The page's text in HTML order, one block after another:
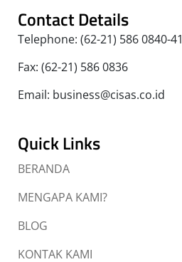
Contact Details
Telephone: (62-21) 586 0840-41
Fax: (62-21) 586 0836
Email: business@cisas.co.id
Quick Links
BERANDA
MENGAPA KAMI?
BLOG
KONTAK KAMI